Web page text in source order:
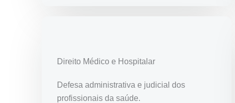
Direito Médico e Hospitalar
Defesa administrativa e judicial dos
profissionais da saúde.